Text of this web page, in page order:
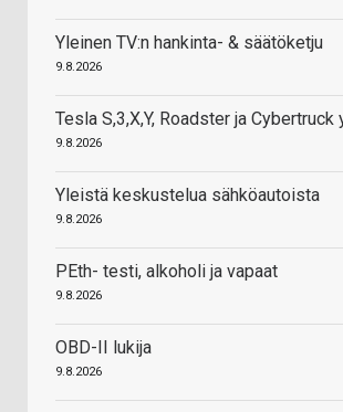
Yleinen TV:n hankinta- & säätöketju
9.8.2026
Tesla S,3,X,Y, Roadster ja Cybertruck
9.8.2026
Yleistä keskustelua sähköautoista
9.8.2026
PEth- testi, alkoholi ja vapaat
9.8.2026
OBD-II lukija
9.8.2026